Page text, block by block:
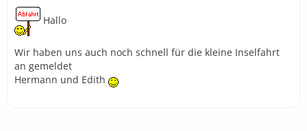
Hallo
Wir haben uns auch noch schnell für die kleine Inselfahrt
an gemeldet
Hermann und Edith